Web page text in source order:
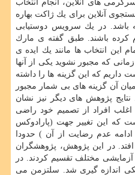
های آنلاین، انجام انتخاب
آنلاین برای یك ژاكت بهاره
باشد. در یك سرویس دوستیابی
كرده باشند. طبق گفته ی مارك
این انتخاب ها مانند یك ایده ی
كه مجبور نشوید یكی از آنها
داریم كه این گزینه ها را داشته
آن گزینه های بی شمار مجبور
پژوهش های دیگر نیز نشان
افراد از تصمیم خود راضی
كه این تغییر جهت (پارادوكس
عدم رضایت از آن ) حدودا
افتد. در این پژوهش، پژوهشگران
آزمایشی مختلف تقسیم كردند. در
اندازه گیری شد. سلتزمن می